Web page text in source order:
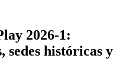
2026-1:
sedes históricas y